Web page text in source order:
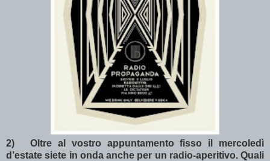
2)
Oltre al vostro appuntamento fisso il mercoledì
d’estate siete in onda anche per un radio-aperitivo. Quali